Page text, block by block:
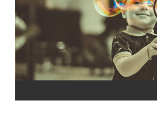
/ שוקולד החל מהשעה